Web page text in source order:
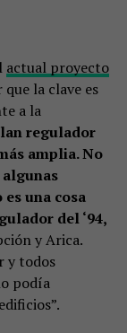
actual proyecto
la clave es
a la
regulador
amplia. No
una cosa
del ‘94,
y Arica.
y todos
podía